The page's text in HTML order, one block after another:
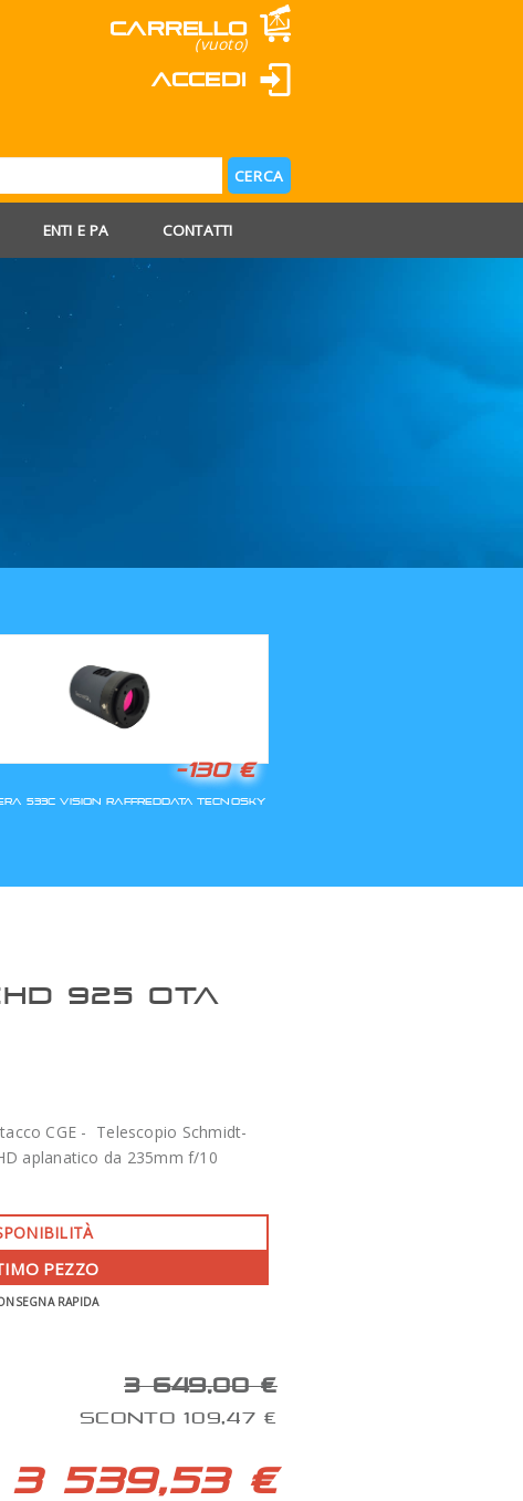
Carrello
(vuoto)
Accedi
ENTI E PA CONTATTI
FERIE
925 OTA
CGE - Telescopio Schmidt-
aplanatico da 235mm f/10
PEZZO
RAPIDA
3 649,00 €
SCONTO 109,47 €
3 539,53 €